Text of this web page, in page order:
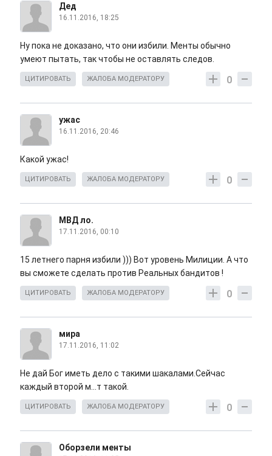
Дед
16.11.2016, 18:25
Ну пока не доказано, что они избили. Менты обычно
умеют пытать, так чтобы не оставлять следов.
0
ЦИТИРОВАТЬ ЖАЛОБА МОДЕРАТОРУ
ужас
16.11.2016, 20:46
Какой ужас!
0
ЦИТИРОВАТЬ ЖАЛОБА МОДЕРАТОРУ
МВД ло.
17.11.2016, 00:10
15 летнего парня избили ))) Вот уровень Милиции. А что
вы сможете сделать против Реальных бандитов !
0
ЦИТИРОВАТЬ ЖАЛОБА МОДЕРАТОРУ
мира
17.11.2016, 11:02
Не дай Бог иметь дело с такими шакалами.Сейчас
каждый второй м...т такой.
0
ЦИТИРОВАТЬ ЖАЛОБА МОДЕРАТОРУ
Оборзели менты